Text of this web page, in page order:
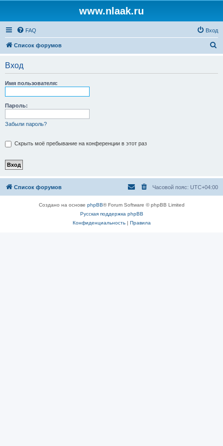
www.nlaak.ru
FAQ Вход
Список форумов
Вход
Имя пользователя:
Пароль:
Забыли пароль?
Скрыть моё пребывание на конференции в этот раз
Список форумов Часовой пояс: UTC+04:00
Создано на основе phpBB® Forum Software © phpBB Limited
Русская поддержка phpBB
Конфиденциальность| Правила